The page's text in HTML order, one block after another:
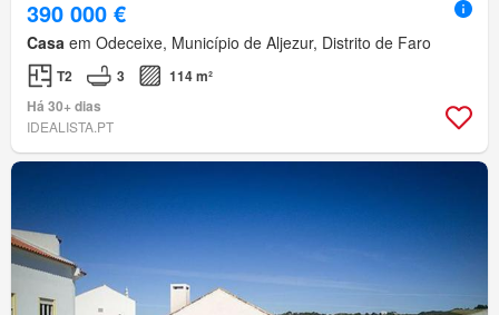
390 000 €
Casa em Odeceixe, Município de Aljezur, Distrito de Faro
T2 3
114 m²
Há 30+ dias
IDEALISTA.PT